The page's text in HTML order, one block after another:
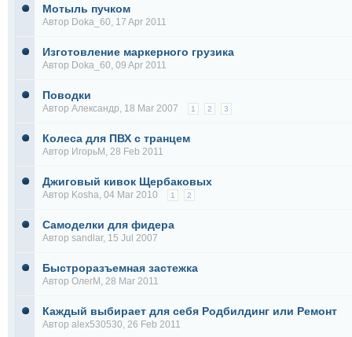
Мотыль пучком
Автор Doka_60, 17 Apr 2011
Изготовление маркерного грузика
Автор Doka_60, 09 Apr 2011
Поводки
Автор Александр, 18 Mar 2007 1 2 3
Колеса для ПВХ с транцем
Автор ИгорьМ , 28 Feb 2011
Джиговый кивок Щербаковых
Автор Kosha, 04 Mar 2010 1 2
Самоделки для фидера
Автор sandlar, 15 Jul 2007
Быстроразъемная застежка
Автор ОлегМ , 28 Mar 2011
Каждый выбирает для себя Родбилдинг или Ремонт
Автор alex530530, 26 Feb 2011